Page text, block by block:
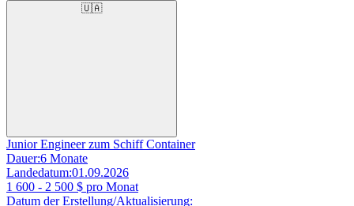
🇺🇦
Junior Engineer zum Schiff Container
Dauer:6 Monate
Landedatum:01.09.2026
1 600 - 2 500 $ pro Monat
Datum der Erstellung/Aktualisierung: